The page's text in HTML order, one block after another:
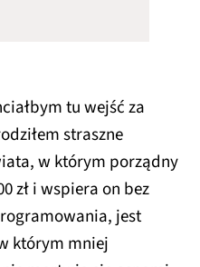
tu wejść za
straszne
w którym porządny
zł i wspiera on bez
jest
którym mniej